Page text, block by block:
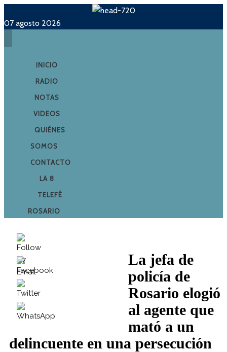
07 agosto 2026
INICIO
RADIO
NOTAS
VIDEOS
QUIÉNES
SOMOS
CONTACTO
LA 8
TELEFÉ
ROSARIO
La jefa de
policía de
Rosario elogió
al agente que
mató a un
delincuente en una persecución